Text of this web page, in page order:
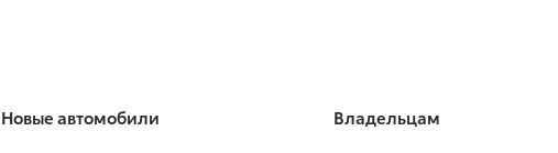
Новые автомобили Владельцам